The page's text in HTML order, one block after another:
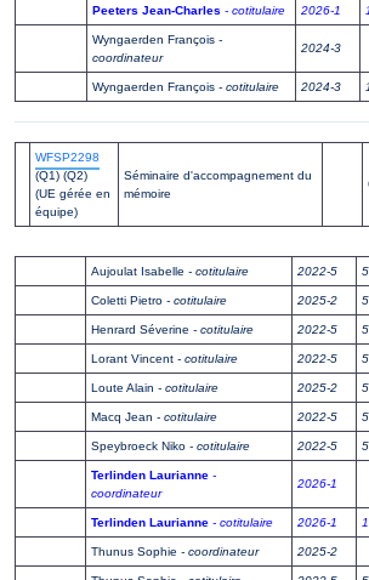
Peeters Jean-Charles - cotitulaire 2026-1
Wyngaerden François -
coordinateur
2024-3
Wyngaerden François - cotitulaire 2024-3
WFSP2298
(Q1) (Q2)
(UE gérée en
équipe)
Séminaire d'accompagnement du
mémoire
Aujoulat Isabelle - cotitulaire 2022-5
Coletti Pietro - cotitulaire 2025-2
Henrard Séverine - cotitulaire 2022-5
Lorant Vincent - cotitulaire 2022-5
Loute Alain - cotitulaire 2025-2
Macq Jean - cotitulaire 2022-5
Speybroeck Niko - cotitulaire 2022-5
Terlinden Laurianne -
coordinateur
2026-1
Terlinden Laurianne - cotitulaire 2026-1
Thunus Sophie - coordinateur 2025-2